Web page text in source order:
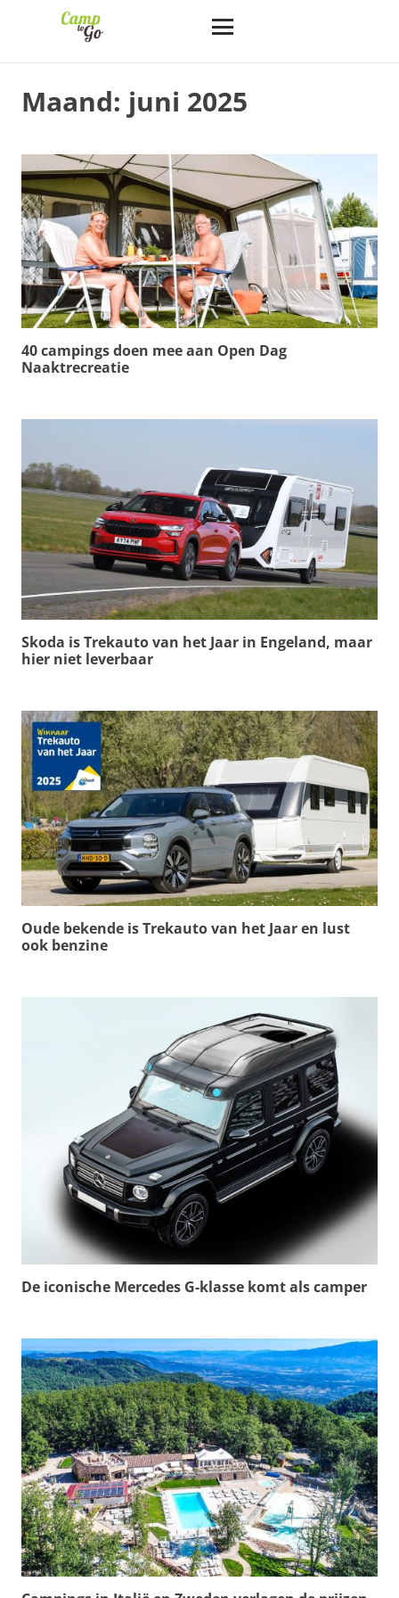
Maand: juni 2025
40 campings doen mee aan Open Dag
Naaktrecreatie
Skoda is Trekauto van het Jaar in Engeland, maar
hier niet leverbaar
Oude bekende is Trekauto van het Jaar en lust
ook benzine
De iconische Mercedes G-klasse komt als camper